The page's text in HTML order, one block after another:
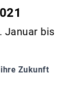
Januar bis
Zukunft